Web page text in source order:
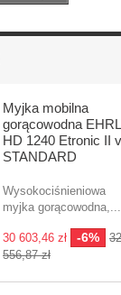
Myjka mobilna
gorącowodna
HD 1240 Etronic II
STANDARD
Wysokociśnieniowa
myjka gorącowodna,...
30 603,46 zł -6%
32
556,87 zł